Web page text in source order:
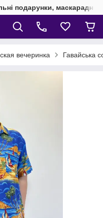
подарунки, маскарадні
вечеринка Гавайська